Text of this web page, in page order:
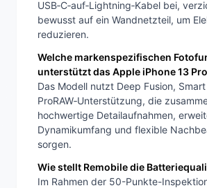
USB‑C‑auf‑Lightning‑Kabel bei,
bewusst auf ein Wandnetzteil, um
reduzieren.
Welche markenspezifischen
unterstützt das Apple iPhone 13
Das Modell nutzt Deep Fusion, Smart
ProRAW‑Unterstützung, die
hochwertige Detailaufnahmen,
Dynamikumfang und flexible
sorgen.
Wie stellt Remobile die
Im Rahmen der 50-Punkte-